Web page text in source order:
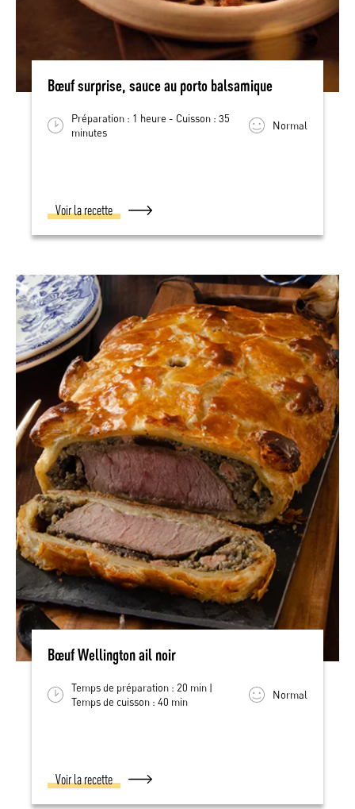
Bœuf surprise, sauce au porto balsamique
Préparation : 1 heure - Cuisson : 35
minutes
Normal
Voir la recette
Bœuf Wellington ail noir
Temps de préparation : 20 min |
Temps de cuisson : 40 min
Normal
Voir la recette